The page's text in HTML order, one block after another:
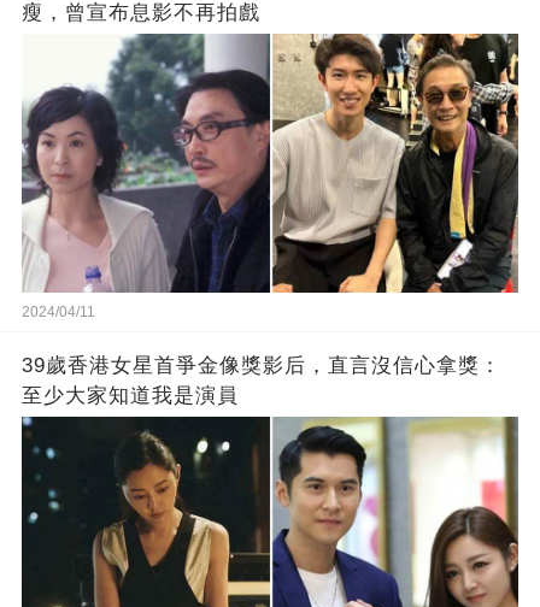
瘦，曾宣布息影不再拍戲
2024/04/11
39歲香港女星首爭金像獎影后，直言沒信心拿獎：
至少大家知道我是演員